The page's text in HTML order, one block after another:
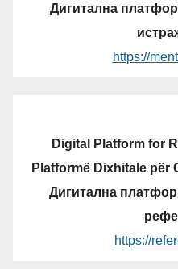
Дигитална
https://
Digital Platform for
Platformë Dixhitale për
Дигитална
https://